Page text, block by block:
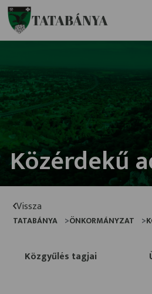
Ugrás a fő tartalomhoz
TATABÁNYA
Közérdekű
Vissza
TATABÁNYA ÖNKORMÁNYZAT
Közgyűlés tagjai